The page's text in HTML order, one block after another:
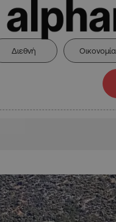
Διεθνή Οικονομία